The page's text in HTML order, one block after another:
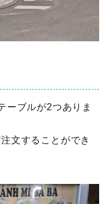
ーブルが2つありま
文することができ